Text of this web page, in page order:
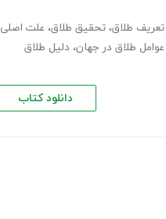
تعریف طلاق، تحقیق طلاق، علت اصلی
عوامل طلاق در جهان، دلیل طلاق
دانلود کتاب